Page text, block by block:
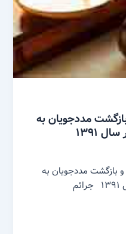
مددجویان به
۱۳۹۱
بازگشت مددجویان به